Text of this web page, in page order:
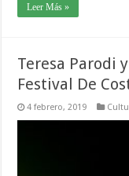
Leer Más »
Teresa Parodi
Festival De
4 febrero, 2019